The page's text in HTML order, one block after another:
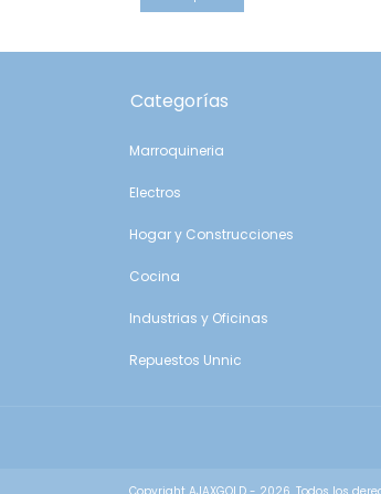
Categorías
Marroquineria
Electros
Hogar y Construcciones
Cocina
Industrias y Oficinas
Repuestos Unnic